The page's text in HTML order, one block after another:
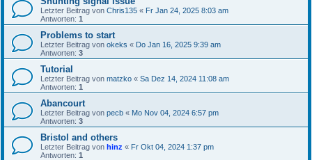
Letzter Beitrag von Chris135 « Fr Jan 24, 2025 8:03 am
Antworten: 1
Problems to start
Letzter Beitrag von okeks « Do Jan 16, 2025 9:39 am
Antworten: 3
Tutorial
Letzter Beitrag von matzko « Sa Dez 14, 2024 11:08 am
Antworten: 1
Abancourt
Letzter Beitrag von pecb « Mo Nov 04, 2024 6:57 pm
Antworten: 3
Bristol and others
Letzter Beitrag von hinz « Fr Okt 04, 2024 1:37 pm
Antworten: 1